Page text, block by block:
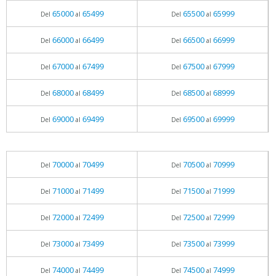
Del 65000al 65499 Del 65500al 65999
Del 66000al 66499 Del 66500al 66999
Del 67000al 67499 Del 67500al 67999
Del 68000al 68499 Del 68500al 68999
Del 69000al 69499 Del 69500al 69999
Del 70000al 70499 Del 70500al 70999
Del 71000al 71499 Del 71500al 71999
Del 72000al 72499 Del 72500al 72999
Del 73000al 73499 Del 73500al 73999
Del 74000al 74499 Del 74500al 74999